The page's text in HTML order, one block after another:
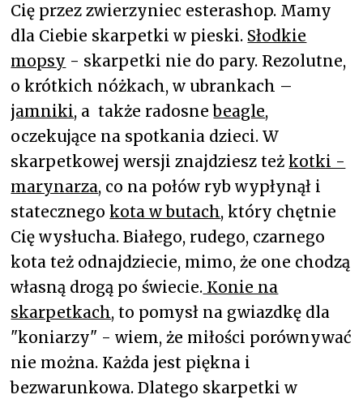
Cię przez zwierzyniec esterashop. Mamy
dla Ciebie skarpetki w pieski. Słodkie
mopsy - skarpetki nie do pary. Rezolutne,
o krótkich nóżkach, w ubrankach –
jamniki, a także radosnebeagle,
oczekujące na spotkania dzieci. W
skarpetkowej wersji znajdziesz też kotki -
marynarza, co na połów ryb wypłynął i
statecznego kota w butach, który chętnie
Cię wysłucha. Białego, rudego, czarnego
kota też odnajdziecie, mimo, że one chodzą
własną drogą po świecie. Konie na
skarpetkach, to pomysł na gwiazdkę dla
"koniarzy" - wiem, że miłości porównywać
nie można. Każda jest piękna i
bezwarunkowa. Dlatego skarpetki w